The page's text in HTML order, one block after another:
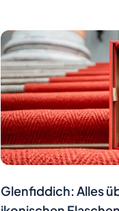
Glenfiddich: Alles